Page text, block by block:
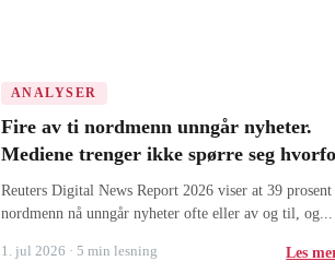
ANALYSER
Fire av ti nordmenn unngår nyheter.
Mediene trenger ikke spørre seg
Reuters Digital News Report 2026 viser at 39 prosent
nordmenn nå unngår nyheter ofte eller av og til, og...
1. jul 2026 · 5 min lesning Les